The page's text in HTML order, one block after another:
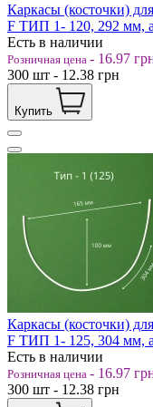
Каркасы (косточки)
F ТИП 1- 120, 292 мм,
Есть в наличии
Розничная цена - 16.97
300 шт - 12.38 грн
Купить
Каркасы (косточки)
F ТИП 1- 125, 304 мм,
Есть в наличии
Розничная цена - 16.97
300 шт - 12.38 грн